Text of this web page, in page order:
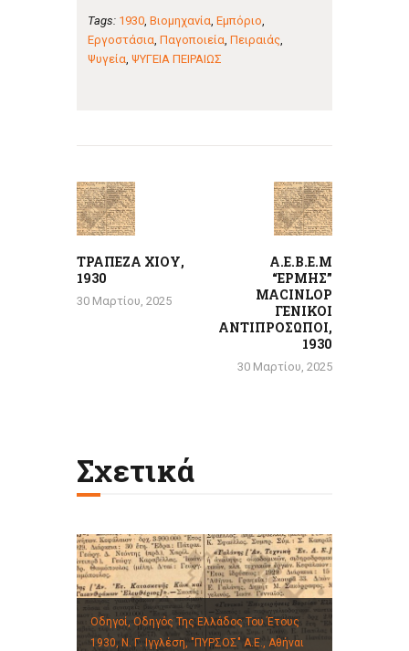
Tags: 1930, Βιομηχανία, Εμπόριο,
Εργοστάσια, Παγοποιεία, Πειραιάς,
Ψυγεία, ΨΥΓΕΙΑ ΠΕΙΡΑΙΩΣ
άρθρων
ΤΡΑΠΕΖΑ ΧΙΟΥ,
1930
30 Μαρτίου, 2025
Α.Ε.Β.Ε.Μ
“ΕΡΜΗΣ”
MACINLOP
ΓΕΝΙΚΟΙ
ΑΝΤΙΠΡΟΣΩΠΟΙ,
1930
30 Μαρτίου, 2025
Σχετικά
Οδηγοί, Οδηγός Της Ελλάδος Του Έτους
1930, Ν. Γ. Ιγγλέση, "ΠΥΡΣΟΣ" Α.Ε., Αθήναι